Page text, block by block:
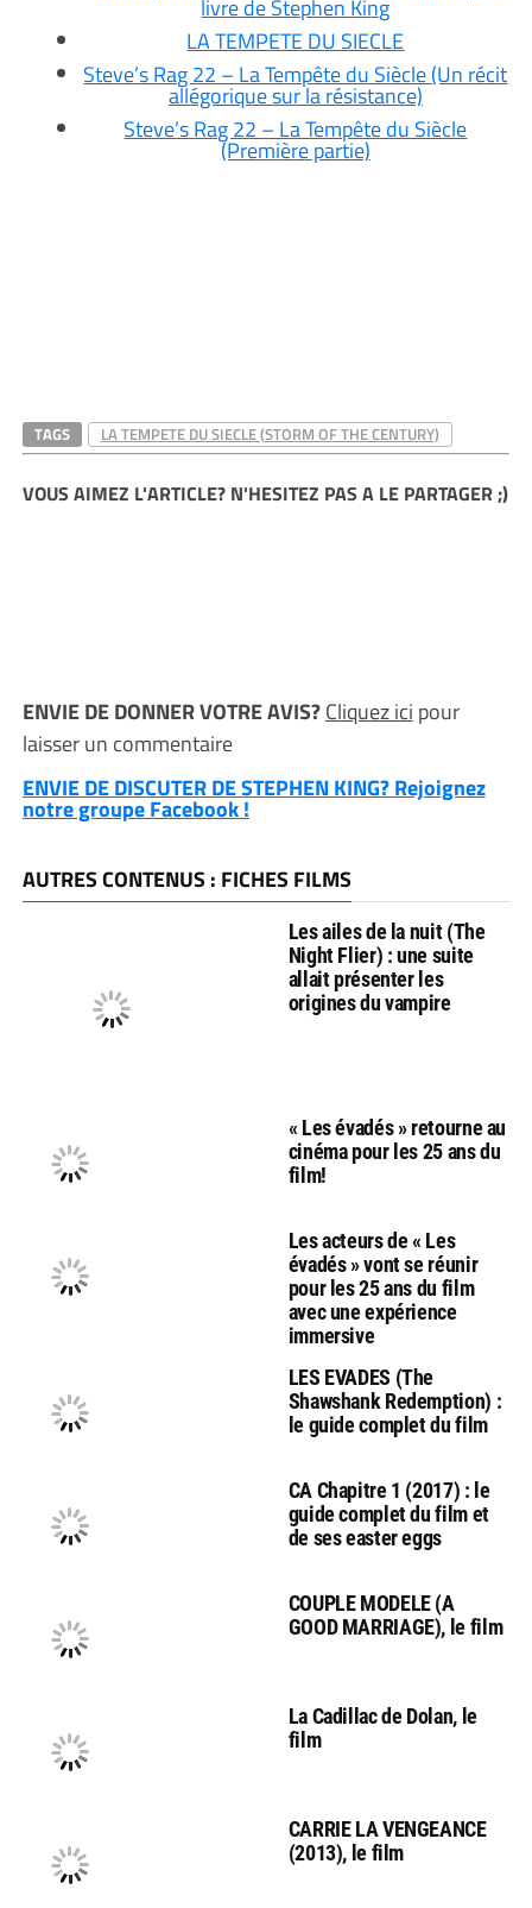
livre de Stephen King
LA TEMPETE DU SIECLE
Steve’s Rag 22 – La Tempête du Siècle (Un récit
allégorique sur la résistance)
Steve’s Rag 22 – La Tempête du Siècle
(Première partie)
TAGS LA TEMPETE DU SIECLE (STORM OF THE CENTURY)
VOUS AIMEZ L'ARTICLE? N'HESITEZ PAS A LE PARTAGER ;)
ENVIE DE DONNER VOTRE AVIS?Cliquez ici pour
laisser un commentaire
ENVIE DE DISCUTER DE STEPHEN KING? Rejoignez
notre groupe Facebook !
AUTRES CONTENUS : FICHES FILMS
Les ailes de la nuit (The
Night Flier) : une suite
allait présenter les
origines du vampire
« Les évadés » retourne au
cinéma pour les 25 ans du
film!
Les acteurs de « Les
évadés » vont se réunir
pour les 25 ans du film
avec une expérience
immersive
LES EVADES (The
Shawshank Redemption) :
le guide complet du film
CA Chapitre 1 (2017) : le
guide complet du film et
de ses easter eggs
COUPLE MODELE (A
GOOD MARRIAGE), le film
La Cadillac de Dolan, le
film
CARRIE LA VENGEANCE
(2013), le film